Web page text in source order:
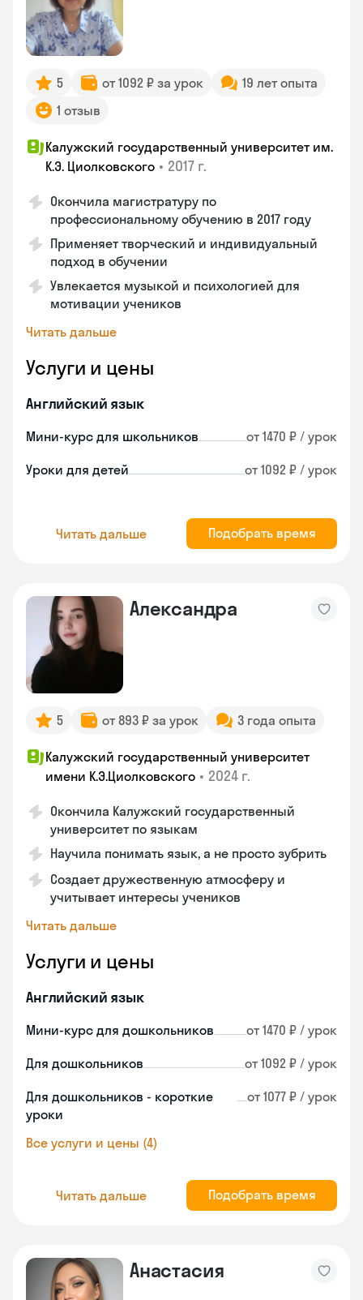
5 от 1092 ₽ за урок
19 лет опыта
1 отзыв
Калужский государственный университет им.
К.Э. Циолковского • 2017 г.
Окончила магистратуру по
профессиональному обучению в 2017 году
Применяет творческий и индивидуальный
подход в обучении
Увлекается музыкой и психологией для
мотивации учеников
Читать дальше
Услуги и цены
Английский язык
Мини-курс для школьников от 1470 ₽ / урок
Уроки для детей от 1092 ₽ / урок
Читать дальше Подобрать время
Александра
5 от 893 ₽ за урок 3 года опыта
Калужский государственный университет
имени К.Э.Циолковского • 2024 г.
Окончила Калужский государственный
университет по языкам
Научила понимать язык, а не просто зубрить
Создает дружественную атмосферу и
учитывает интересы учеников
Читать дальше
Услуги и цены
Английский язык
Мини-курс для дошкольников от 1470 ₽ / урок
Для дошкольников от 1092 ₽ / урок
Для дошкольников - короткие
уроки
от 1077 ₽ / урок
Все услуги и цены (4)
Читать дальше Подобрать время
Анастасия